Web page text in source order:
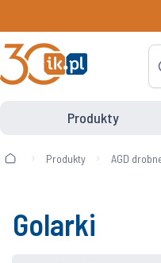
Produkty
Produkty AGD
Golarki